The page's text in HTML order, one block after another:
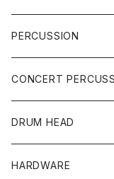
DRUM SET
YAMAHA
PEARL
SNARE
TAMA
PEARL
CYMBAL
ZILDJIAN
ACCESSORY
PERCUSSION
CAJON
CONGA
BONGO
CONCERT
CONCERT SNARE
CONCERT CYMBAL
DRUM HEAD
SNARE HEAD
HARDWARE